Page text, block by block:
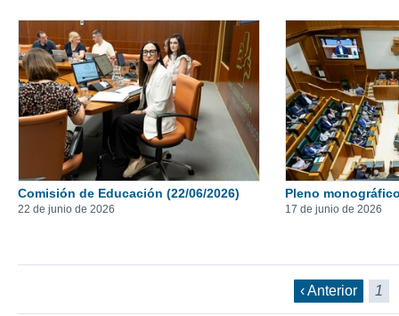
Comisión de Educación (22/06/2026)
22 de junio de 2026
Pleno
17 de junio de 2026
‹ Anterior 1